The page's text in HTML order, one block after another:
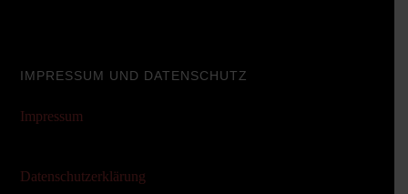
IMPRESSUM UND DATENSCHUTZ
Impressum
Datenschutzerklärung